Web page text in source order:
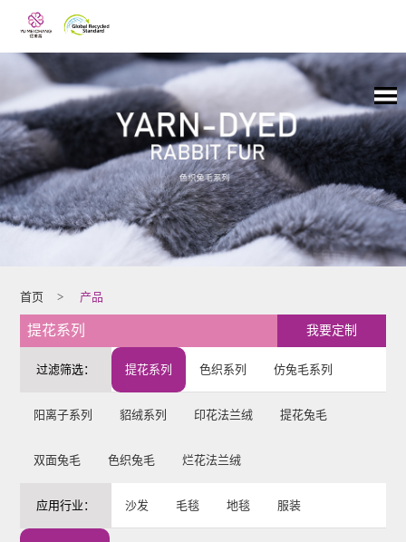
首页 > 产品
我要定制
提花系列
过滤筛选： 提花系列 色织系列 仿兔毛系列
阳离子系列 貂绒系列 印花法兰绒 提花兔毛
双面兔毛 色织兔毛 烂花法兰绒
应用行业： 沙发 毛毯 地毯 服装